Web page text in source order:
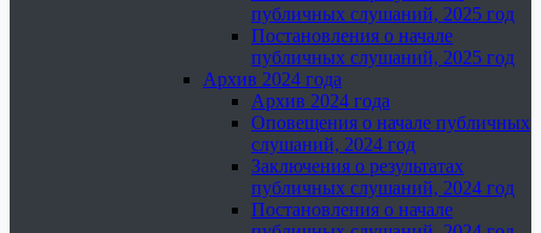
публичных слушаний, 2025 год
Постановления о начале
публичных слушаний, 2025 год
Архив 2024 года
Архив 2024 года
Оповещения о начале публичных
слушаний, 2024 год
Заключения о результатах
публичных слушаний, 2024 год
Постановления о начале